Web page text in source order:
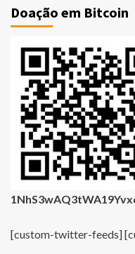
Doação em Bitcoin
[custom-twitter-feeds]